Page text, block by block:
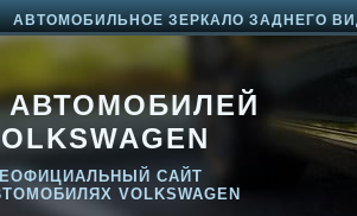
АВТОМОБИЛЬНОЕ ЗЕРКАЛО ЗАДНЕГО
АВТОМОБИЛЕЙ
САЙТ
VOLKSWAGEN